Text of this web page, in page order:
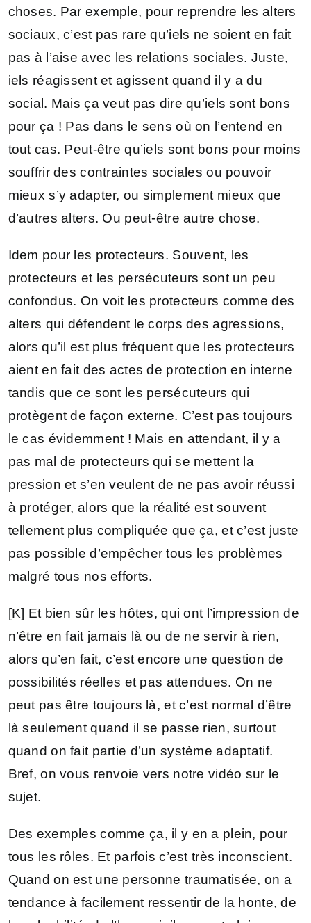
choses. Par exemple, pour reprendre les alters
sociaux, c’est pas rare qu’iels ne soient en fait
pas à l’aise avec les relations sociales. Juste,
iels réagissent et agissent quand il y a du
social. Mais ça veut pas dire qu’iels sont bons
pour ça ! Pas dans le sens où on l’entend en
tout cas. Peut-être qu’iels sont bons pour moins
souffrir des contraintes sociales ou pouvoir
mieux s’y adapter, ou simplement mieux que
d’autres alters. Ou peut-être autre chose.
Idem pour les protecteurs. Souvent, les
protecteurs et les persécuteurs sont un peu
confondus. On voit les protecteurs comme des
alters qui défendent le corps des agressions,
alors qu’il est plus fréquent que les protecteurs
aient en fait des actes de protection en interne
tandis que ce sont les persécuteurs qui
protègent de façon externe. C’est pas toujours
le cas évidemment ! Mais en attendant, il y a
pas mal de protecteurs qui se mettent la
pression et s’en veulent de ne pas avoir réussi
à protéger, alors que la réalité est souvent
tellement plus compliquée que ça, et c’est juste
pas possible d’empêcher tous les problèmes
malgré tous nos efforts.
[K] Et bien sûr les hôtes, qui ont l’impression de
n’être en fait jamais là ou de ne servir à rien,
alors qu’en fait, c’est encore une question de
possibilités réelles et pas attendues. On ne
peut pas être toujours là, et c’est normal d’être
là seulement quand il se passe rien, surtout
quand on fait partie d’un système adaptatif.
Bref, on vous renvoie vers notre vidéo sur le
sujet.
Des exemples comme ça, il y en a plein, pour
tous les rôles. Et parfois c’est très inconscient.
Quand on est une personne traumatisée, on a
tendance à facilement ressentir de la honte, de